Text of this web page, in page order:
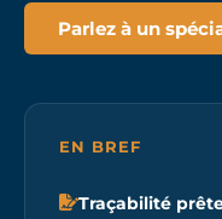
Parlez à un
EN BREF
Traçabilité